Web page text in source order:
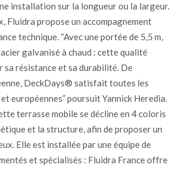
installation sur la longueur ou la largeur.
Fluidra propose un accompagnement
technique. “Avec une portée de 5,5 m,
galvanisé à chaud : cette qualité
sa résistance et sa durabilité. De
DeckDays® satisfait toutes les
européennes” poursuit Yannick Heredia.
terrasse mobile se décline en 4 coloris
et la structure, afin de proposer un
Elle est installée par une équipe de
et spécialisés : Fluidra France offre